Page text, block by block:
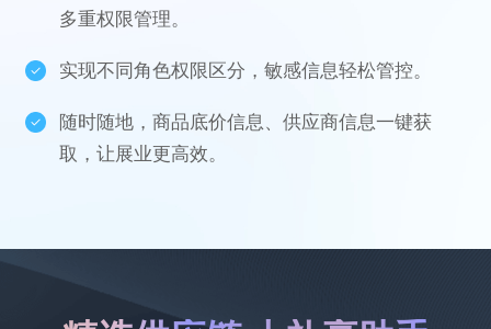
多重权限管理。
实现不同角色权限区分，敏感信息轻松管控。
随时随地，商品底价信息、供应商信息一键获
取，让展业更高效。